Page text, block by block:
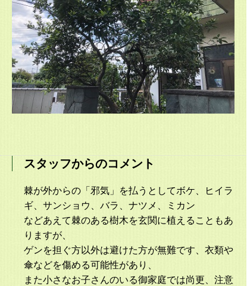
スタッフからのコメント
棘が外からの「邪気」を払うとしてボケ、ヒイラ
ギ、サンショウ、バラ、ナツメ、ミカン
などあえて棘のある樹木を玄関に植えることもあ
りますが、
ゲンを担ぐ方以外は避けた方が無難です、衣類や
傘などを傷める可能性があり、
また小さなお子さんのいる御家庭では尚更、注意